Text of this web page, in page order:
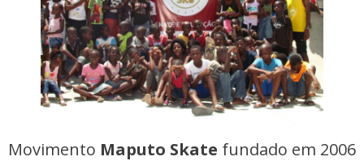
Movimento Maputo Skate fundado em 2006